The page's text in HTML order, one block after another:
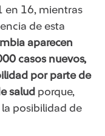
en 16, mientras
de esta
aparecen
casos nuevos,
por parte de
salud porque,
posibilidad de